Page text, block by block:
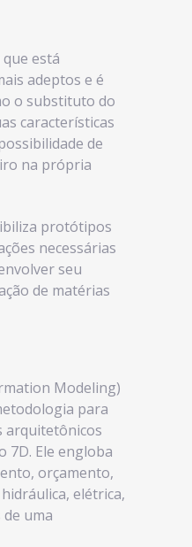
está
adeptos e é
o substituto do
características
de
na própria
protótipos
necessárias
seu
de matérias
Modeling)
para
arquitetônicos
7D. Ele engloba
orçamento,
elétrica,
uma